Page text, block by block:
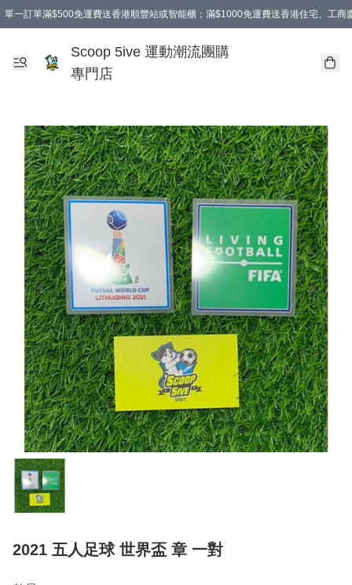
單一訂單滿$500免運費送香港順豐站或智能櫃；滿$1000免運費送香港住宅、工商
Scoop 5ive 運動潮流團購
專門店
2021 五人足球 世界盃 章 一對